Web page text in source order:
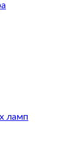
ламп